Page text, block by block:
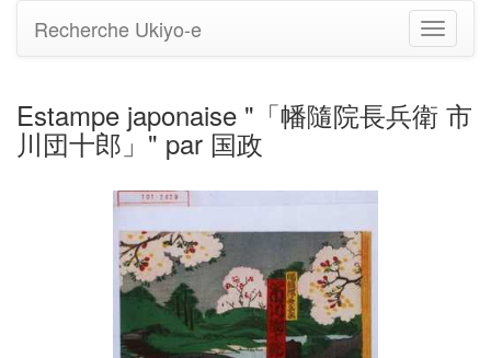
Basculer
la
Recherche Ukiyo-e
Estampe japonaise "「幡隨院長兵衛 市
川団十郎」" par 国政